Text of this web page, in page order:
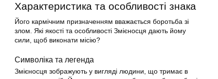
Характеристика та особливості знака
Його кармічним призначенням вважається боротьба зі
злом. Які якості та особливості Змієносця дають йому
сили, щоб виконати місію?
Символіка та легенда
Змієносця зображують у вигляді людини, що тримає в